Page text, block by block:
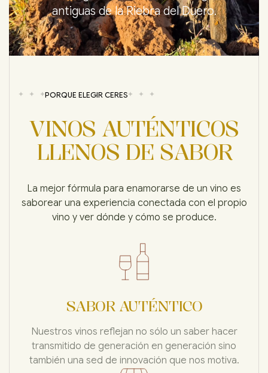
antiguas de la Riebra del Duero.
PORQUE ELEGIR CERES
VINOS AUTÉNTICOS
LLENOS DE SABOR
La mejor fórmula para enamorarse de un vino es
saborear una experiencia conectada con el propio
vino y ver dónde y cómo se produce.
SABOR AUTÉNTICO
Nuestros vinos reflejan no sólo un saber hacer
transmitido de generación en generación sino
también una sed de innovación que nos motiva.